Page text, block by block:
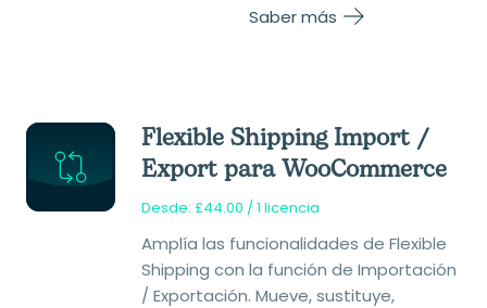
Saber más
Flexible Shipping Import /
Export para WooCommerce
Desde: £44.00 / 1 licencia
Amplía las funcionalidades de Flexible
Shipping con la función de Importación
/ Exportación. Mueve, sustituye,